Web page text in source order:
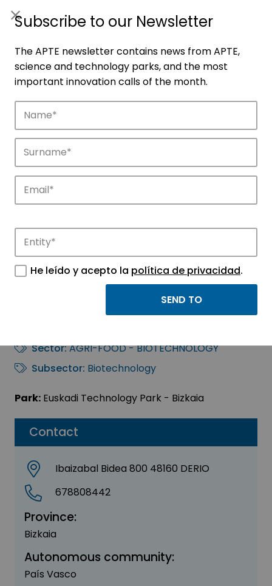
Companies
Discover the companies that drive
Contact
Ibaizabal Bidea 800 48160 DERIO
678808442
Province:
Bizkaia
Autonomous community:
País Vasco
TECHNOLOGIES, S.A.
Sector:AGRI-FOOD - BIOTECHNOLOGY
Subsector: Biotechnology
Park: Euskadi Technology Park - Bizkaia
Subscribe to our Newsletter
The APTE newsletter contains news from APTE,
science and technology parks, and the most
important innovation calls of the month.
He leído y acepto la política de privacidad.